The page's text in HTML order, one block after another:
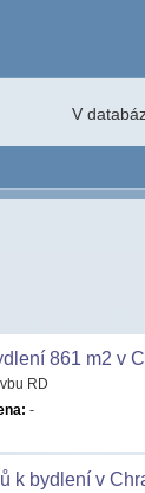
V
861 m2 v
RD
-
k bydlení v